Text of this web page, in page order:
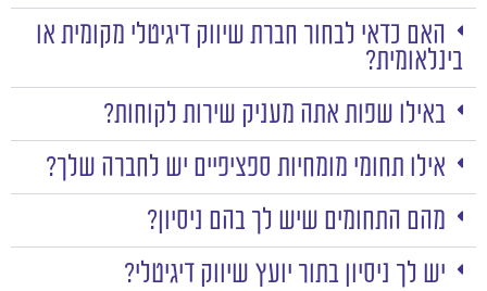
האם כדאי לבחור חברת שיווק דיגיטלי מקומית או
בינלאומית?
באילו שפות אתה מעניק שירות לקוחות?
אילו תחומי מומחיות ספציפיים יש לחברה שלך?
מהם התחומים שיש לך בהם ניסיון?
יש לך ניסיון בתור יועץ שיווק דיגיטלי?